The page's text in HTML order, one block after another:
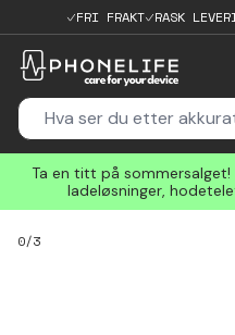
FRI FRAKT RASK
Ta en titt på
ladeløsninger,
0/3